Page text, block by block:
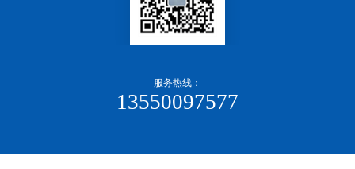
服务热线：
13550097577